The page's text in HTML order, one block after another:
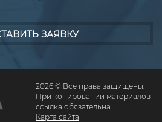
ЗАЯВКУ
2026 © Все права защищены.
При копировании материалов
ссылка обязательна
Карта сайта